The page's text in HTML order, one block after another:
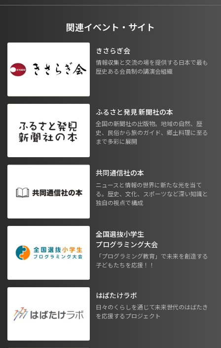
関連イベント・サイト
きさらぎ会
情報収集と交流の場を提供する日本で最も
歴史ある会員制の講演会組織
ふるさと発見 新聞社の本
全国の新聞社の出版物。地域の自然、歴
史、民俗から旅のガイド、郷土料理に至る
まで多彩に展開
共同通信社の本
ニュースと情報の世界に新たな光を当て
る。歴史、文化、スポーツなど深い知識と
独自の視点で構成
全国選抜小学生
プログラミング大会
「プログラミング教育」で未来を創造する
子どもたちを応援！！
はばたけラボ
日々のくらしを通じて未来世代のはばたき
を応援するプロジェクト